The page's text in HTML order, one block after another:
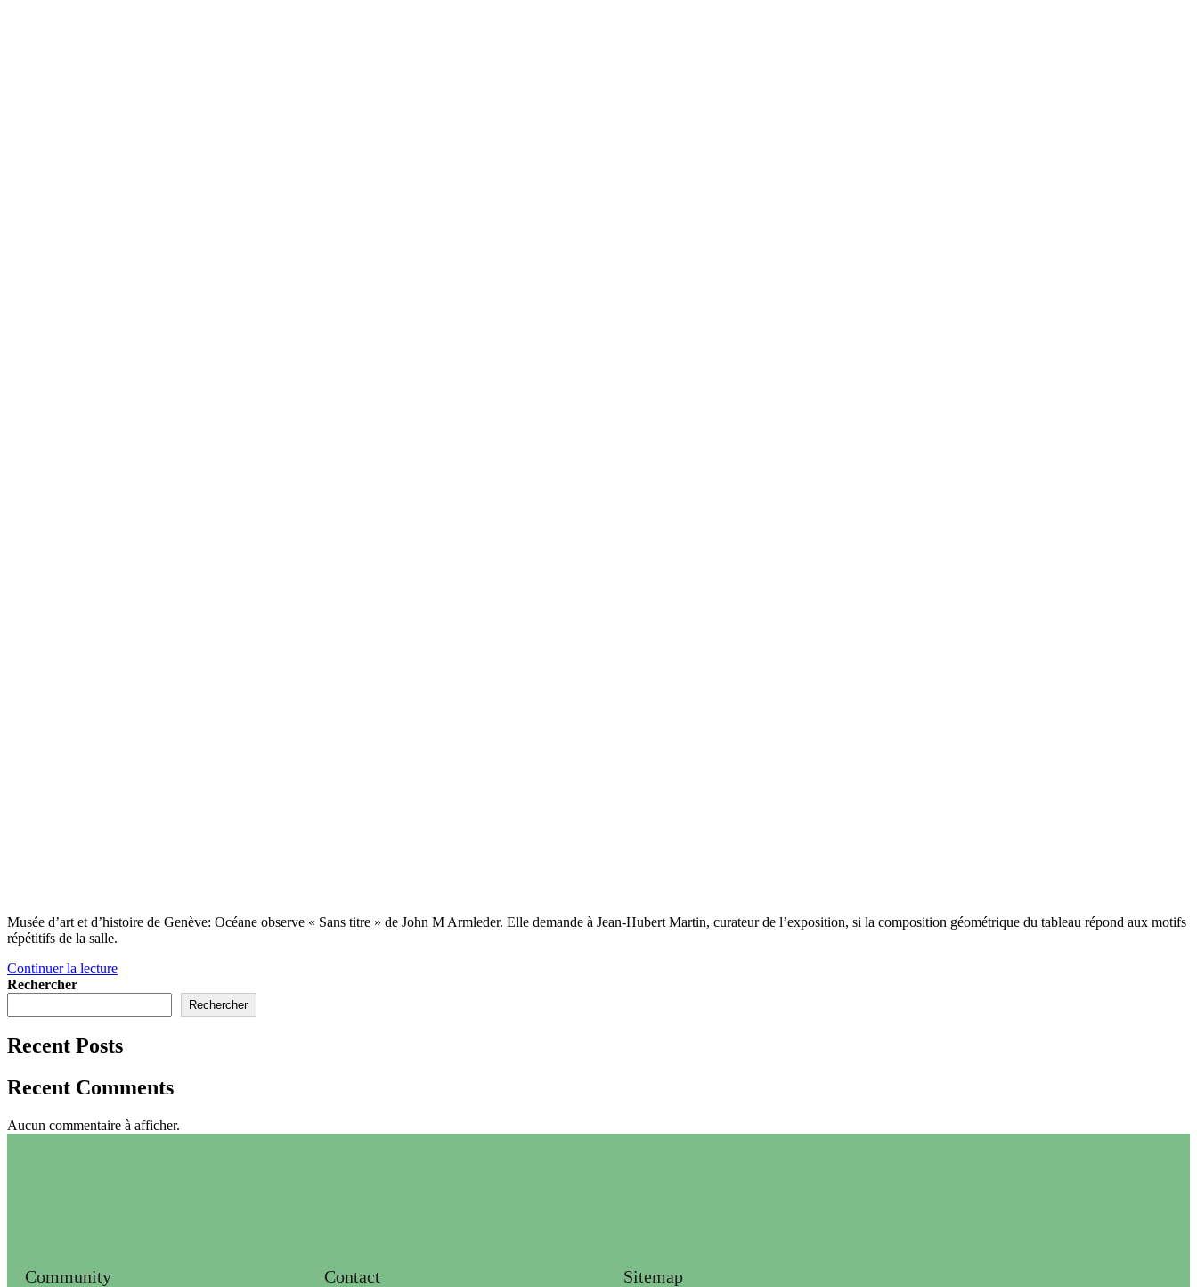
Musée d’art et d’histoire de Genève: Océane observe « Sans titre » de John M Armleder. Elle demande à Jean-Hubert Martin, curateur de l’exposition, si la composition géométrique du tableau répond aux motifs
répétitifs de la salle.
Continuer la lecture
Rechercher
Rechercher
Recent Posts
Recent Comments
Aucun commentaire à afficher.
Community Contact Sitemap